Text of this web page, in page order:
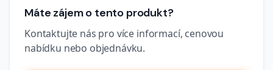
Máte zájem o tento produkt?
Kontaktujte nás pro více informací, cenovou
nabídku nebo objednávku.